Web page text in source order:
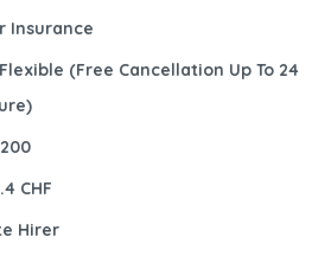
Insurance
Flexible (free Cancellation Up To 24
200
CHF
Hirer